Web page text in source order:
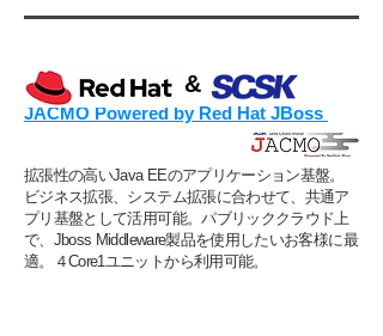
JACMO Powered by Red Hat JBoss
&
拡張性の高いJava EEのアプリケーション基盤。
ビジネス拡張、システム拡張に合わせて、共通ア
プリ基盤として活用可能。パブリッククラウド上
で、Jboss Middleware製品を使用したいお客様に最
適。４Core1ユニットから利用可能。